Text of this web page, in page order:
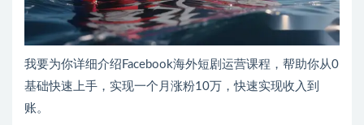
我要为你详细介绍Facebook海外短剧运营课程，帮助你从0
基础快速上手，实现一个月涨粉10万，快速实现收入到
账。